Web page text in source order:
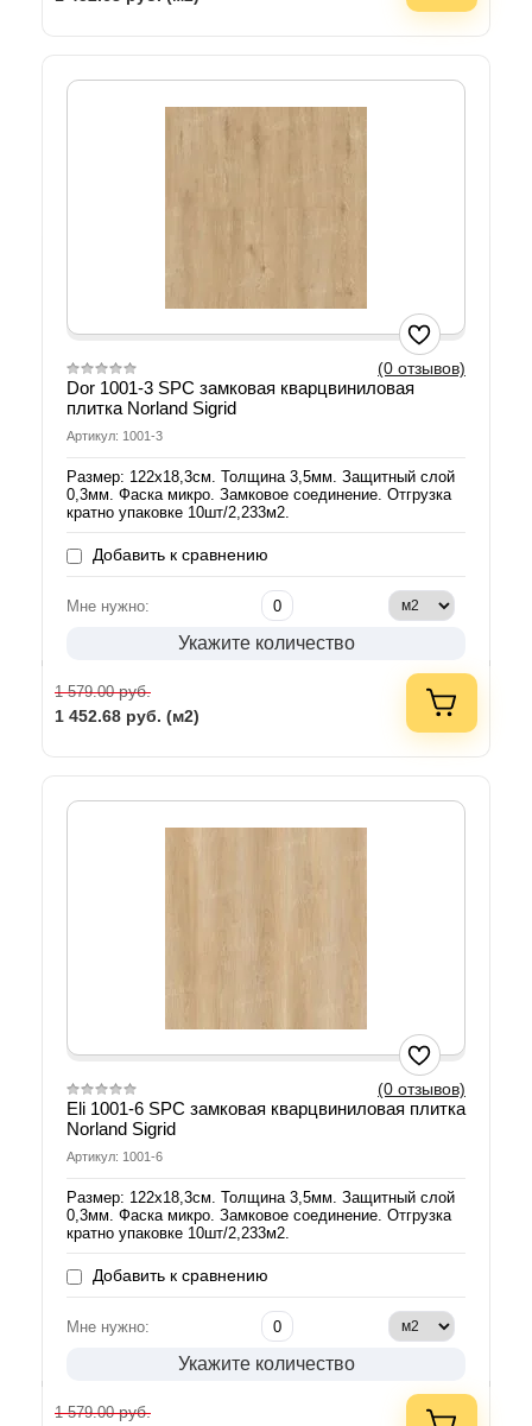
(0 отзывов)
Dor 1001-3 SPC замковая кварцвиниловая
плитка Norland Sigrid
Артикул: 1001-3
Размер: 122х18,3см. Толщина 3,5мм. Защитный слой
0,3мм. Фаска микро. Замковое соединение. Отгрузка
кратно упаковке 10шт/2,233м2.
Добавить к сравнению
Мне нужно:
Укажите количество
1 579.00руб.
1 452.68 руб. (м2)
(0 отзывов)
Eli 1001-6 SPC замковая кварцвиниловая плитка
Norland Sigrid
Артикул: 1001-6
Размер: 122х18,3см. Толщина 3,5мм. Защитный слой
0,3мм. Фаска микро. Замковое соединение. Отгрузка
кратно упаковке 10шт/2,233м2.
Добавить к сравнению
Мне нужно:
Укажите количество
1 579.00руб.